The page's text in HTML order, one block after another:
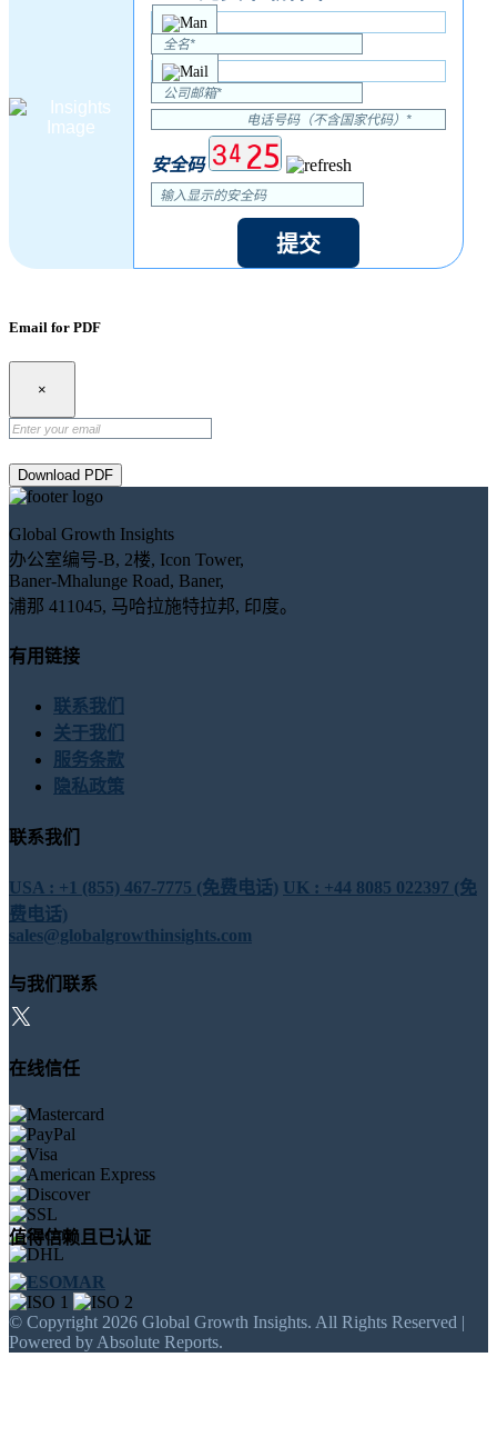
安全码
提交
Email for PDF
×
Download PDF
Global Growth Insights
办公室编号-B, 2楼, Icon Tower,
Baner-Mhalunge Road, Baner,
浦那 411045, 马哈拉施特拉邦, 印度。
有用链接
联系我们
关于我们
服务条款
隐私政策
联系我们
USA : +1 (855) 467-7775 (免费电话) UK : +44 8085 022397 (免
费电话)
sales@globalgrowthinsights.com
与我们联系
在线信任
值得信赖且已认证
© Copyright 2026 Global Growth Insights. All Rights Reserved |
Powered by Absolute Reports.